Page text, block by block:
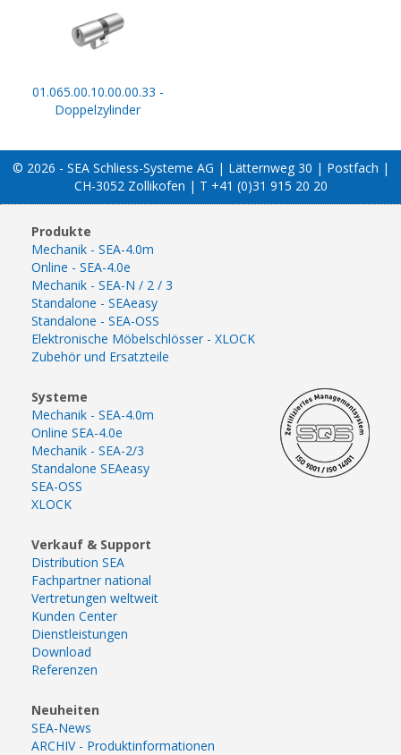
01.065.00.10.00.00.33 -
Doppelzylinder
© 2026 - SEA Schliess-Systeme AG | Lätternweg 30 | Postfach |
CH-3052 Zollikofen | T +41 (0)31 915 20 20
Produkte
Mechanik - SEA-4.0m
Online - SEA-4.0e
Mechanik - SEA-N / 2 / 3
Standalone - SEAeasy
Standalone - SEA-OSS
Elektronische Möbelschlösser - XLOCK
Zubehör und Ersatzteile
Systeme
Mechanik - SEA-4.0m
Online SEA-4.0e
Mechanik - SEA-2/3
Standalone SEAeasy
SEA-OSS
XLOCK
Verkauf & Support
Distribution SEA
Fachpartner national
Vertretungen weltweit
Kunden Center
Dienstleistungen
Download
Referenzen
Neuheiten
SEA-News
ARCHIV - Produktinformationen